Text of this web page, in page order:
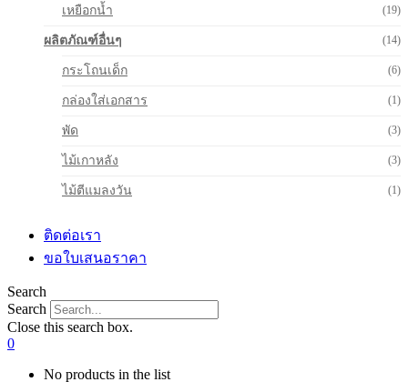
เหยือกน้ำ (19)
ผลิตภัณฑ์อื่นๆ (14)
กระโถนเด็ก (6)
กล่องใส่เอกสาร (1)
พัด (3)
ไม้เกาหลัง (3)
ไม้ตีแมลงวัน (1)
ติดต่อเรา
ขอใบเสนอราคา
Search
Search
Close this search box.
0
No products in the list